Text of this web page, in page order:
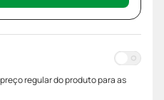
regular do produto para as